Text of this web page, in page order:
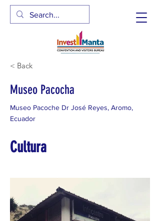
< Back
Museo Pacocha
Museo Pacoche Dr José Reyes, Aromo,
Ecuador
Cultura